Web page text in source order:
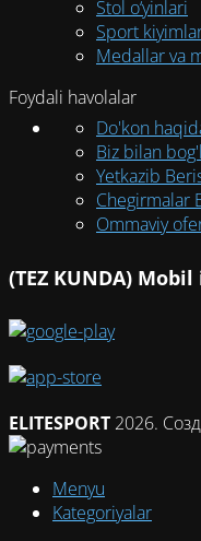
Stol o‘yinlari
Sport
Medallar va
Foydali havolalar
Do'kon
Biz bilan
Yetkazib
Chegirmalar
Ommaviy
(TEZ KUNDA)
ELITESPORT 2026.
Menyu
Kategoriyalar